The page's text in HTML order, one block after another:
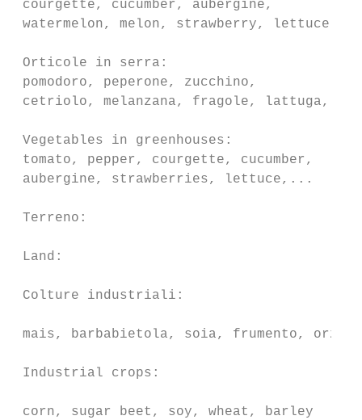
courgette, cucumber, aubergine,
watermelon, melon, strawberry, lettuce,...
Orticole in serra:
pomodoro, peperone, zucchino,
cetriolo, melanzana, fragole, lattuga,...
Vegetables in greenhouses:
tomato, pepper, courgette, cucumber,
aubergine, strawberries, lettuce,...
Terreno:
Land:
Colture industriali:
mais, barbabietola, soia, frumento, orzo
Industrial crops:
corn, sugar beet, soy, wheat, barley